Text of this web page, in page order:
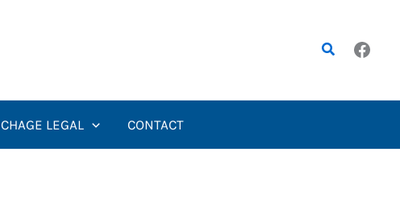
Rechercher
LEGAL CONTACT